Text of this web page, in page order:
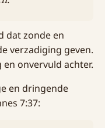
dat zonde en
verzadiging geven.
onvervuld achter.
en dringende
7:37: